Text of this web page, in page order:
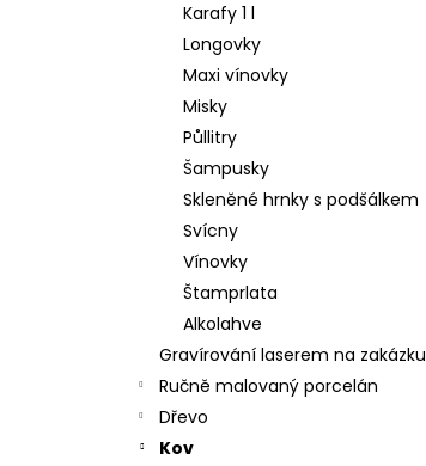
Karafy 1 l
Longovky
Maxi vínovky
Misky
Půllitry
Šampusky
Skleněné hrnky s podšálkem
Svícny
Vínovky
Štamprlata
Alkolahve
Gravírování laserem na zakázku
Ručně malovaný porcelán
Dřevo
Kov